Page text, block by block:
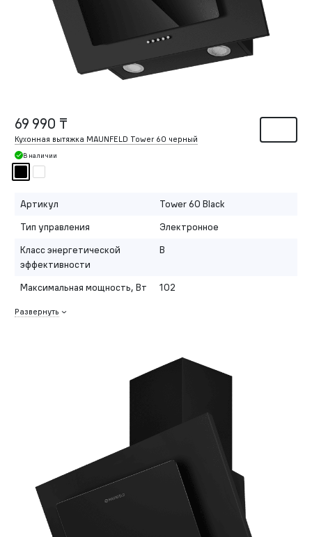
69 990 ₸
Кухонная вытяжка MAUNFELD Tower 60 черный
В наличии
Артикул
Tower 60 Black
Тип управления
Электронное
Класс энергетической
эффективности
B
Максимальная мощность, Вт 102
Развернуть